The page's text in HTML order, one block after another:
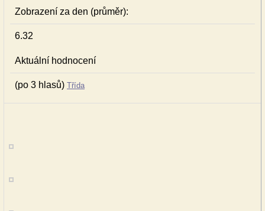
Zobrazení za den (průměr):
6.32
Aktuální hodnocení
(po 3 hlasů) Třída